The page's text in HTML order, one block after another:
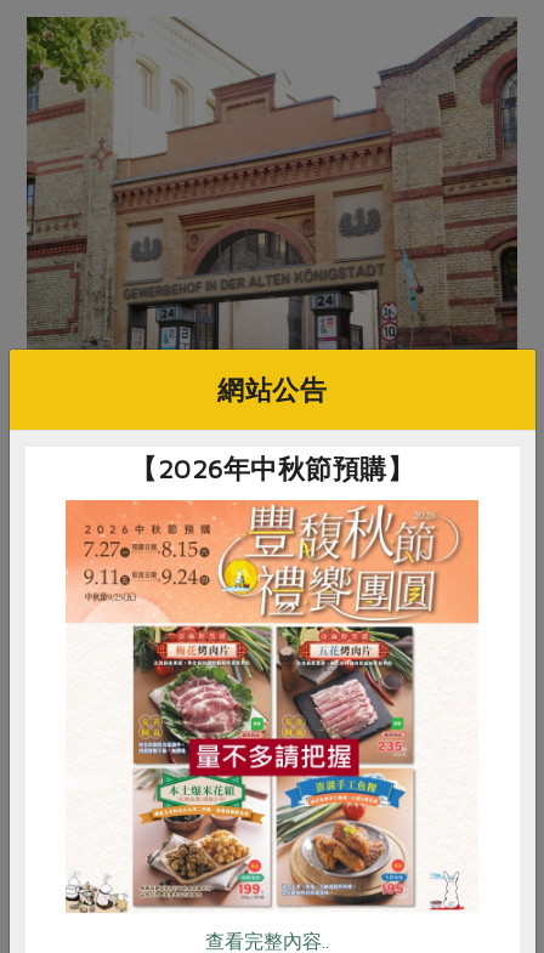
合作社主要出入口的大門正面寫有新社名。
合理租金 永續經營
「目前的社員多為小型企業，專門從事手工生產，如以木
材或鋼材為媒材。」安德列斯說，社員類型多元，有木
工、建築師、工程師、策展人、古董修復師、自由醫生、
律師、財會人員等，而他們希望能維持這樣的多樣混合特
色。「目前租金每平方公尺8至14 歐元。一般市場價格是
每平方公尺15至34 歐元。」安德列斯說，這裡的租金幾
乎和柏林的一房公寓差不多，是希望成為社員可以負擔，
且長期穩定的租賃空間，而合作社的資金為社員提供空間
RPET 食譜 減硝酸鹽
雞蛋 食安 共同購買
網站公告
【2026年中秋節預購】
查看完整內容..